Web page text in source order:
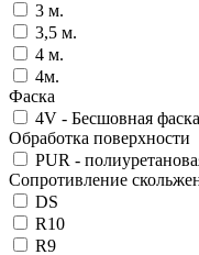
3 м.
3,5 м.
4 м.
4м.
Фаска
4V - Бесшовная фаска
Обработка поверхности
PUR -
Сопротивление
DS
R10
R9